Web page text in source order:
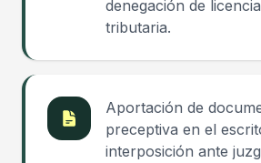
denegación de
tributaria.
Aportación de
preceptiva en el
interposición ante